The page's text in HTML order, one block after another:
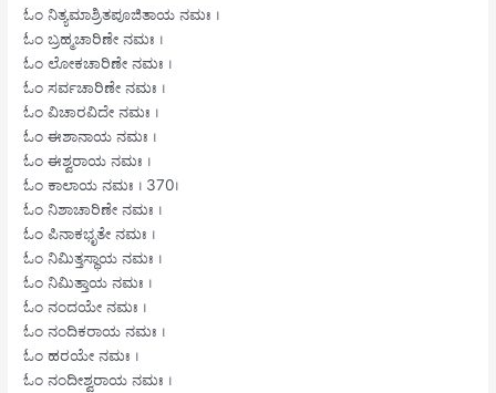
ಓಂ ನಿತ್ಯಮಾಶ್ರಿತಪೂಜಿತಾಯ ನಮಃ ।
ಓಂ ಬ್ರಹ್ಮಚಾರಿಣೇ ನಮಃ ।
ಓಂ ಲೋಕಚಾರಿಣೇ ನಮಃ ।
ಓಂ ಸರ್ವಚಾರಿಣೇ ನಮಃ ।
ಓಂ ವಿಚಾರವಿದೇ ನಮಃ ।
ಓಂ ಈಶಾನಾಯ ನಮಃ ।
ಓಂ ಈಶ್ವರಾಯ ನಮಃ ।
ಓಂ ಕಾಲಾಯ ನಮಃ । 370।
ಓಂ ನಿಶಾಚಾರಿಣೇ ನಮಃ ।
ಓಂ ಪಿನಾಕಭೃತೇ ನಮಃ ।
ಓಂ ನಿಮಿತ್ತಸ್ಥಾಯ ನಮಃ ।
ಓಂ ನಿಮಿತ್ತಾಯ ನಮಃ ।
ಓಂ ನಂದಯೇ ನಮಃ ।
ಓಂ ನಂದಿಕರಾಯ ನಮಃ ।
ಓಂ ಹರಯೇ ನಮಃ ।
ಓಂ ನಂದೀಶ್ವರಾಯ ನಮಃ ।